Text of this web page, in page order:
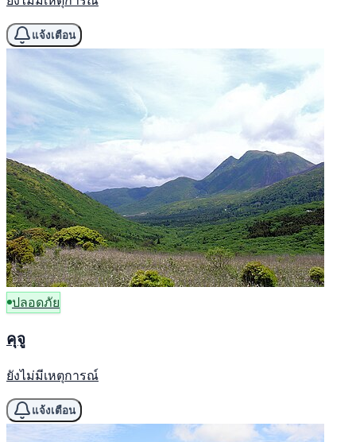
แจ้งเตือน
ปลอดภัย
คุจู
ยังไม่มีเหตุการณ์
แจ้งเตือน